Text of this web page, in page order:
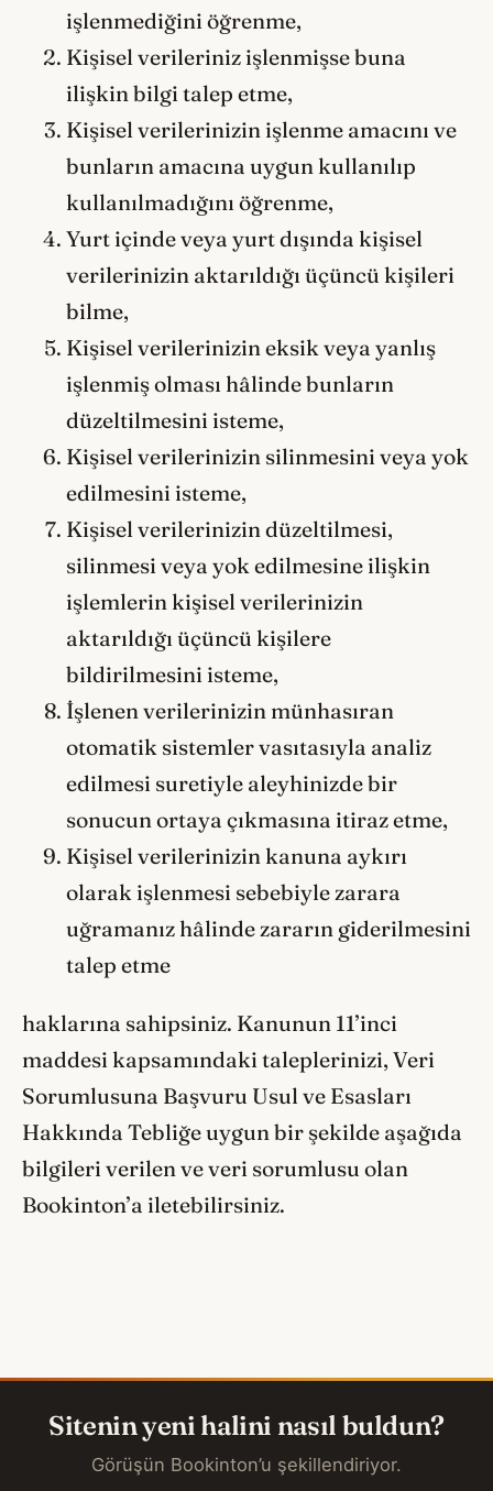
işlenmediğini öğrenme,
Kişisel verileriniz işlenmişse buna
ilişkin bilgi talep etme,
Kişisel verilerinizin işlenme amacını ve
bunların amacına uygun kullanılıp
kullanılmadığını öğrenme,
Yurt içinde veya yurt dışında kişisel
verilerinizin aktarıldığı üçüncü kişileri
bilme,
Kişisel verilerinizin eksik veya yanlış
işlenmiş olması hâlinde bunların
düzeltilmesini isteme,
Kişisel verilerinizin silinmesini veya yok
edilmesini isteme,
Kişisel verilerinizin düzeltilmesi,
silinmesi veya yok edilmesine ilişkin
işlemlerin kişisel verilerinizin
aktarıldığı üçüncü kişilere
bildirilmesini isteme,
İşlenen verilerinizin münhasıran
otomatik sistemler vasıtasıyla analiz
edilmesi suretiyle aleyhinizde bir
sonucun ortaya çıkmasına itiraz etme,
Kişisel verilerinizin kanuna aykırı
olarak işlenmesi sebebiyle zarara
uğramanız hâlinde zararın giderilmesini
talep etme
haklarına sahipsiniz. Kanunun 11’inci
maddesi kapsamındaki taleplerinizi, Veri
Sorumlusuna Başvuru Usul ve Esasları
Hakkında Tebliğe uygun bir şekilde aşağıda
bilgileri verilen ve veri sorumlusu olan
Bookinton’a iletebilirsiniz.
Sitenin yeni halini nasıl buldun?
Görüşün Bookinton’u şekillendiriyor.